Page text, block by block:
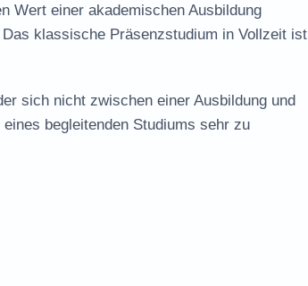
Wert einer akademischen Ausbildung
klassische Präsenzstudium in Vollzeit ist
sich nicht zwischen einer Ausbildung und
begleitenden Studiums sehr zu